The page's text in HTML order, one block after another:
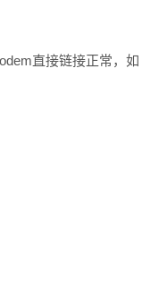
直接链接正常，如